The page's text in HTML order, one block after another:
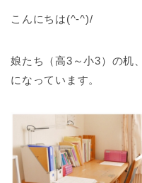
こんにちは(^-^)/
娘たち（高3～小3）の机
になっています。